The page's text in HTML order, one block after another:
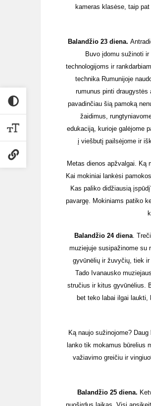
kameras klasėse, taip
Balandžio 23 diena.
Buvo įdomu sužinoti
technologijoms ir
technika Rumunijoje
rumunus pinti
pavadinčiau šią pamoką
žaidimus,
edukaciją, kurioje galėjome
į viešbutį pailsėjome ir
Metas dienos apžvalgai. Ką
Kai mokiniai lankėsi
Kas paliko didžiausią
pavargę. Mokiniams patiko
Balandžio 24 diena.
muziejuje susipažinome su
gyvūnėlių ir žuvyčių, tiek
Tado Ivanausko
stručius ir kitus gyvūnėlius.
bet teko labai ilgai
Ką naujo sužinojome?
lanko tik mokamus būrelius
važiavimo greičiu ir
Balandžio 25 diena.